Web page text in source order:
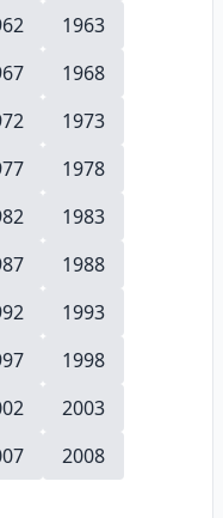
1963
1968
1973
1978
1983
1988
1993
1998
2003
2008